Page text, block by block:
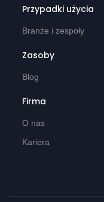
Przypadki użycia
Branże i zespoły
Zasoby
Blog
Firma
O nas
Kariera